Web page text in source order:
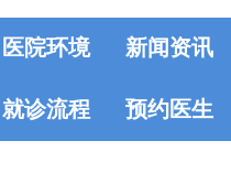
医院环境 新闻资讯
就诊流程 预约医生